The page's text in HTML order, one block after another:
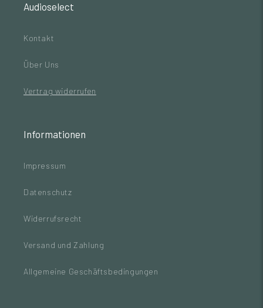
Audioselect
Kontakt
Über Uns
Vertrag widerrufen
Informationen
Impressum
Datenschutz
Widerrufsrecht
Versand und Zahlung
Allgemeine Geschäftsbedingungen